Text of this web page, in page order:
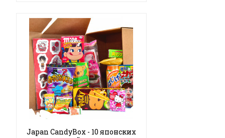
Japan CandyBox - 10 японских